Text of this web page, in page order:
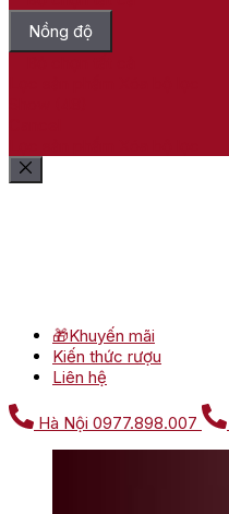
Nồng độ
🎁Khuyến mãi
Kiến thức rượu
Liên hệ
Hà Nội 0977.898.007